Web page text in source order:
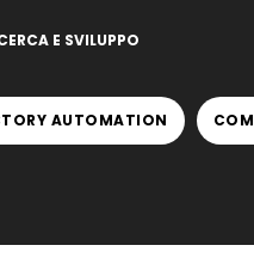
E SVILUPPO
AUTOMATION